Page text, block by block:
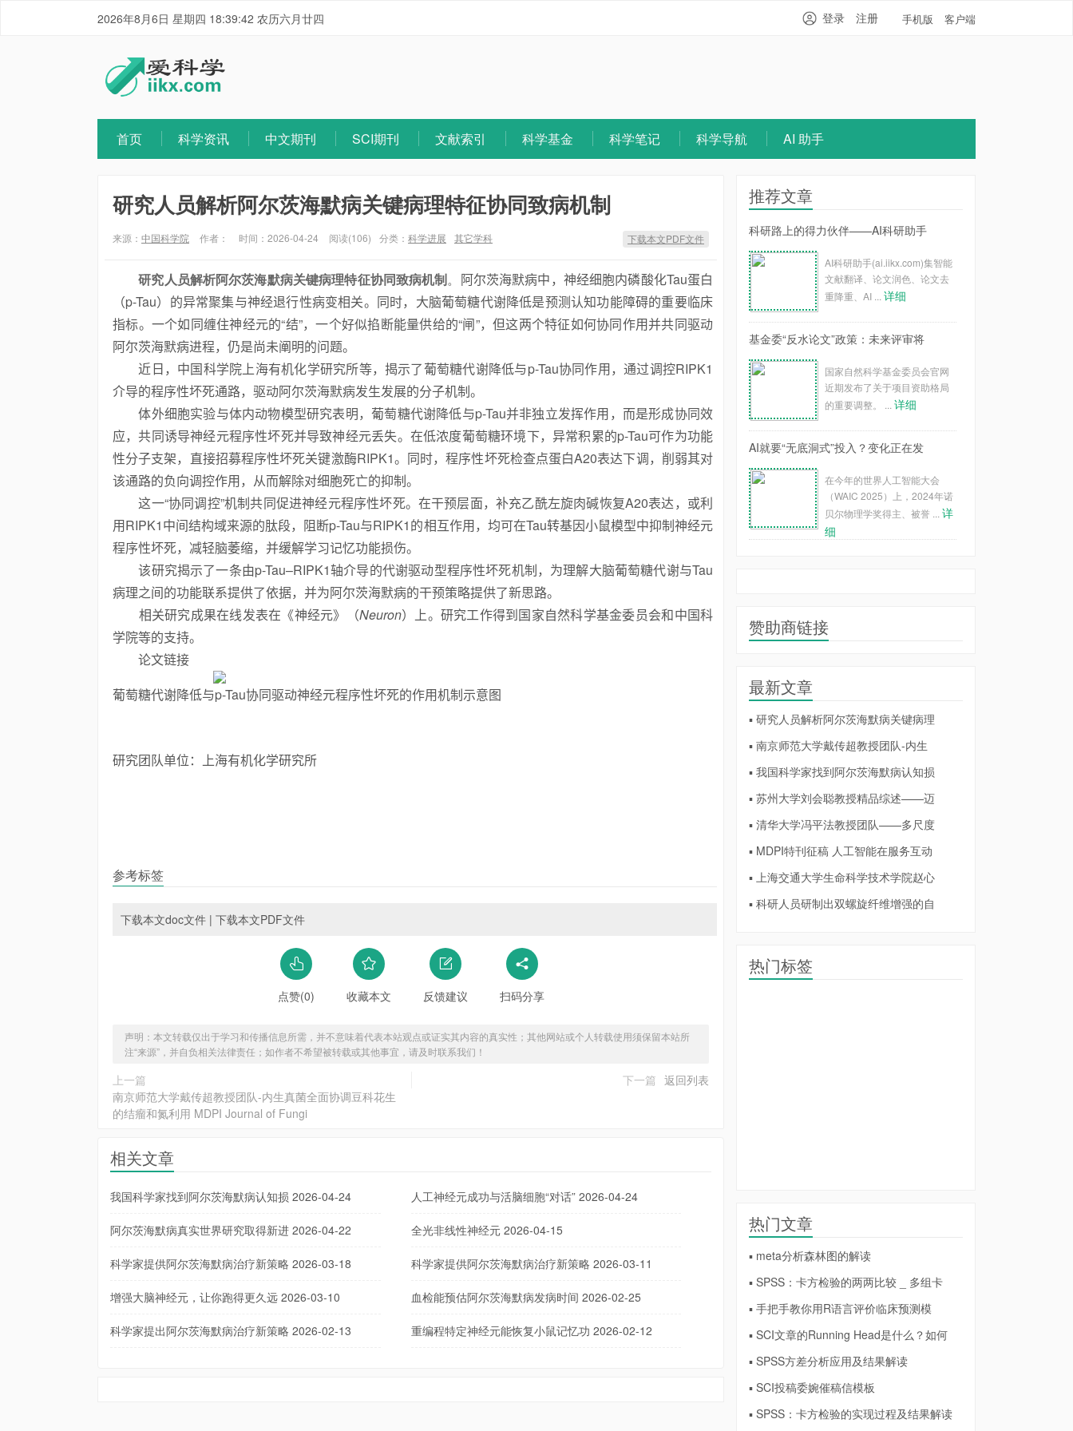
2026年8月6日 星期四 18:39:42 农历六月廿四 手机版 客户端
登录 注册
首页 科学资讯 中文期刊 SCI期刊 文献索引 科学基金 科学笔记 科学导航 AI 助手
研究人员解析阿尔茨海默病关键病理特征协同致病机制
来源： 中国科学院 作者： 时间：2026-04-24 阅读(106) 分类： 科学进展 其它学科 下载本文PDF文件
研究人员解析阿尔茨海默病关键病理特征协同致病机制。 阿尔茨海默病中，神经细胞内磷酸化Tau蛋白
（p-Tau）的异常聚集与神经退行性病变相关。同时，大脑葡萄糖代谢降低是预测认知功能障碍的重要临床
指标。一个如同缠住神经元的“结”，一个好似掐断能量供给的“闸”，但这两个特征如何协同作用并共同驱动
阿尔茨海默病进程，仍是尚未阐明的问题。
近日，中国科学院上海有机化学研究所等，揭示了葡萄糖代谢降低与p-Tau协同作用，通过调控RIPK1
介导的程序性坏死通路，驱动阿尔茨海默病发生发展的分子机制。
体外细胞实验与体内动物模型研究表明，葡萄糖代谢降低与p-Tau并非独立发挥作用，而是形成协同效
应，共同诱导神经元程序性坏死并导致神经元丢失。在低浓度葡萄糖环境下，异常积累的p-Tau可作为功能
性分子支架，直接招募程序性坏死关键激酶RIPK1。同时，程序性坏死检查点蛋白A20表达下调，削弱其对
该通路的负向调控作用，从而解除对细胞死亡的抑制。
这一“协同调控”机制共同促进神经元程序性坏死。在干预层面，补充乙酰左旋肉碱恢复A20表达，或利
用RIPK1中间结构域来源的肽段，阻断p-Tau与RIPK1的相互作用，均可在Tau转基因小鼠模型中抑制神经元
程序性坏死，减轻脑萎缩，并缓解学习记忆功能损伤。
该研究揭示了一条由p-Tau–RIPK1轴介导的代谢驱动型程序性坏死机制，为理解大脑葡萄糖代谢与Tau
病理之间的功能联系提供了依据，并为阿尔茨海默病的干预策略提供了新思路。
相关研究成果在线发表在《神经元》（Neuron）上。研究工作得到国家自然科学基金委员会和中国科
学院等的支持。
论文链接
葡萄糖代谢降低与p-Tau协同驱动神经元程序性坏死的作用机制示意图
研究团队单位：上海有机化学研究所
参考标签
下载本文doc文件 | 下载本文PDF文件
点赞(0) 收藏本文 反馈建议 扫码分享
声明：本文转载仅出于学习和传播信息所需，并不意味着代表本站观点或证实其内容的真实性；其他网站或个人转载使用须保留本站所
注“来源”，并自负相关法律责任；如作者不希望被转载或其他事宜，请及时联系我们！
上一篇
南京师范大学戴传超教授团队-内生真菌全面协调豆科花生
的结瘤和氮利用 MDPI Journal of Fungi
下一篇 返回列表
相关文章
我国科学家找到阿尔茨海默病认知损 2026-04-24 人工神经元成功与活脑细胞“对话”2026-04-24
阿尔茨海默病真实世界研究取得新进 2026-04-22 全光非线性神经元2026-04-15
科学家提供阿尔茨海默病治疗新策略 2026-03-18 科学家提供阿尔茨海默病治疗新策略 2026-03-11
增强大脑神经元，让你跑得更久远 2026-03-10 血检能预估阿尔茨海默病发病时间 2026-02-25
科学家提出阿尔茨海默病治疗新策略 2026-02-13 重编程特定神经元能恢复小鼠记忆功 2026-02-12
推荐文章
科研路上的得力伙伴——AI科研助手
AI科研助手(ai.iikx.com)集智能
文献翻译、论文润色、论文去
重降重、AI ... 详细
基金委“反水论文”政策：未来评审将
国家自然科学基金委员会官网
近期发布了关于项目资助格局
的重要调整。 ... 详细
AI就要“无底洞式”投入？变化正在发
在今年的世界人工智能大会
（WAIC 2025）上，2024年诺
贝尔物理学奖得主、被誉 ... 详
细
赞助商链接
最新文章
▪ 研究人员解析阿尔茨海默病关键病理
▪ 南京师范大学戴传超教授团队-内生
▪ 我国科学家找到阿尔茨海默病认知损
▪ 苏州大学刘会聪教授精品综述——迈
▪ 清华大学冯平法教授团队——多尺度
▪ MDPI特刊征稿 人工智能在服务互动
▪ 上海交通大学生命科学技术学院赵心
▪ 科研人员研制出双螺旋纤维增强的自
热门标签
热门文章
▪ meta分析森林图的解读
▪ SPSS：卡方检验的两两比较 _ 多组卡
▪ 手把手教你用R语言评价临床预测模
▪ SCI文章的Running Head是什么？如何
▪ SPSS方差分析应用及结果解读
▪ SCI投稿委婉催稿信模板
▪ SPSS：卡方检验的实现过程及结果解读